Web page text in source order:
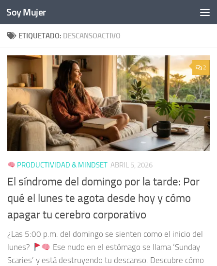
Bajo el contenido
Soy Mujer
ETIQUETADO: DESCANSOACTIVO
2
PRODUCTIVIDAD & MINDSET ABRIL 5, 2026
El síndrome del domingo por la tarde: Por
qué el lunes te agota desde hoy y cómo
apagar tu cerebro corporativo
¿Las 5:00 p.m. del domingo se sienten como el inicio del
lunes?
Ese nudo en el estómago se llama ‘Sunday
Scaries’ y está destruyendo tu descanso. Descubre cómo